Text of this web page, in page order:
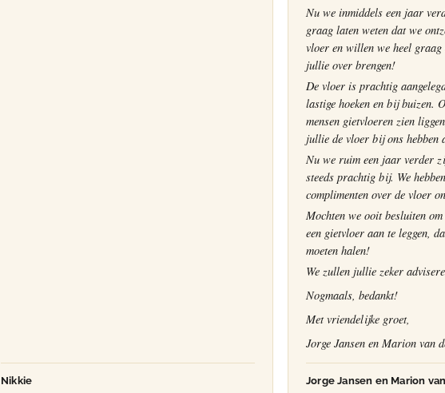
Nikkie
Nu we inmiddels een jaar
graag laten weten dat we
vloer en willen we heel graag
jullie over brengen!
De vloer is prachtig
lastige hoeken en bij buizen.
mensen gietvloeren zien
jullie de vloer bij ons hebben
Nu we ruim een jaar verder
steeds prachtig bij. We
complimenten over de vloer
Mochten we ooit besluiten
een gietvloer aan te leggen,
moeten halen!
We zullen jullie zeker
Nogmaals, bedankt!
Met vriendelijke groet,
Jorge Jansen en Marion van
Jorge Jansen en Marion